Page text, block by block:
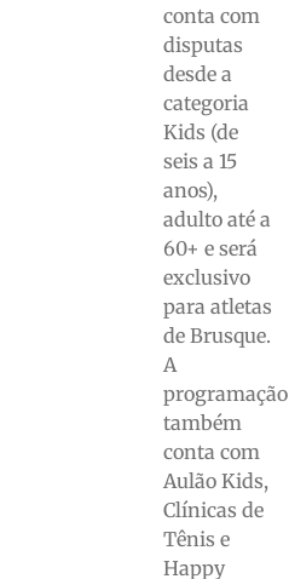
conta com
disputas
desde a
categoria
Kids (de
seis a 15
anos),
adulto até a
60+ e será
exclusivo
para atletas
de Brusque.
A
programação
também
conta com
Aulão Kids,
Clínicas de
Tênis e
Happy